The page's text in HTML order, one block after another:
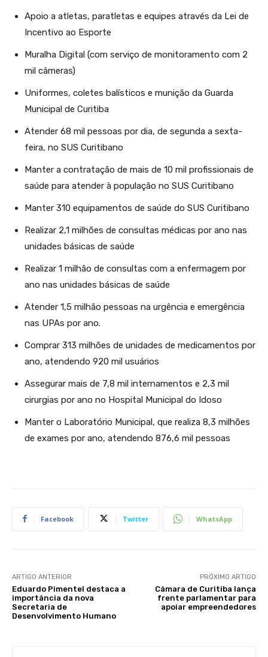
Apoio a atletas, paratletas e equipes através da Lei de
Incentivo ao Esporte
Muralha Digital (com serviço de monitoramento com 2
mil câmeras)
Uniformes, coletes balísticos e munição da Guarda
Municipal de Curitiba
Atender 68 mil pessoas por dia, de segunda a sexta-
feira, no SUS Curitibano
Manter a contratação de mais de 10 mil profissionais de
saúde para atender à população no SUS Curitibano
Manter 310 equipamentos de saúde do SUS Curitibano
Realizar 2,1 milhões de consultas médicas por ano nas
unidades básicas de saúde
Realizar 1 milhão de consultas com a enfermagem por
ano nas unidades básicas de saúde
Atender 1,5 milhão pessoas na urgência e emergência
nas UPAs por ano.
Comprar 313 milhões de unidades de medicamentos por
ano, atendendo 920 mil usuários
Assegurar mais de 7,8 mil internamentos e 2,3 mil
cirurgias por ano no Hospital Municipal do Idoso
Manter o Laboratório Municipal, que realiza 8,3 milhões
de exames por ano, atendendo 876,6 mil pessoas
Facebook Twitter WhatsApp
ARTIGO ANTERIOR
Eduardo Pimentel destaca a
importância da nova
Secretaria de
Desenvolvimento Humano
PRÓXIMO ARTIGO
Câmara de Curitiba lança
frente parlamentar para
apoiar empreendedores